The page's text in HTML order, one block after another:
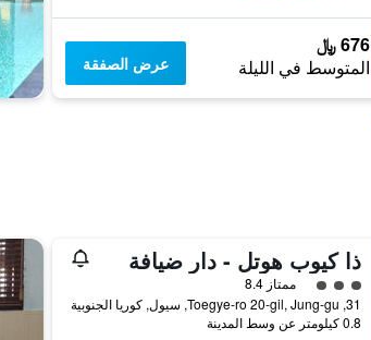
676 ﷼
المتوسط في الليلة عرض الصفقة
ذا كيوب هوتل - دار ضيافة
تقييم فئة 3ممتاز 8.4
31, Toegye-ro 20-gil, Jung-gu, سيول, كوريا الجنوبية
0.8 كيلومتر عن وسط المدينة